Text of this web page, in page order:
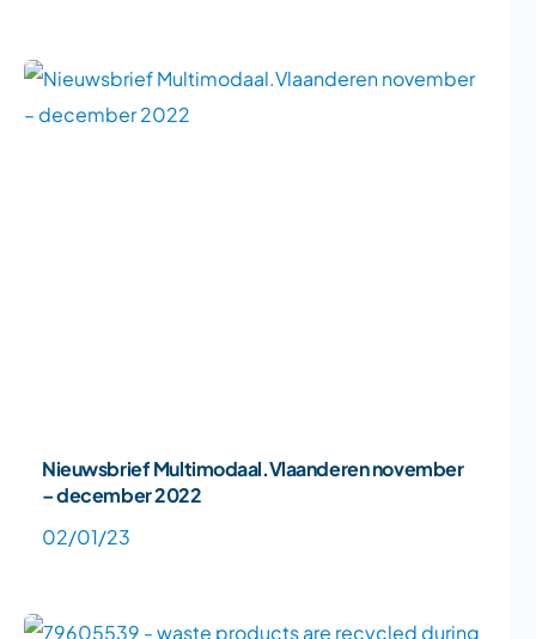
Nieuwsbrief Multimodaal.Vlaanderen november
– december 2022
02/01/23